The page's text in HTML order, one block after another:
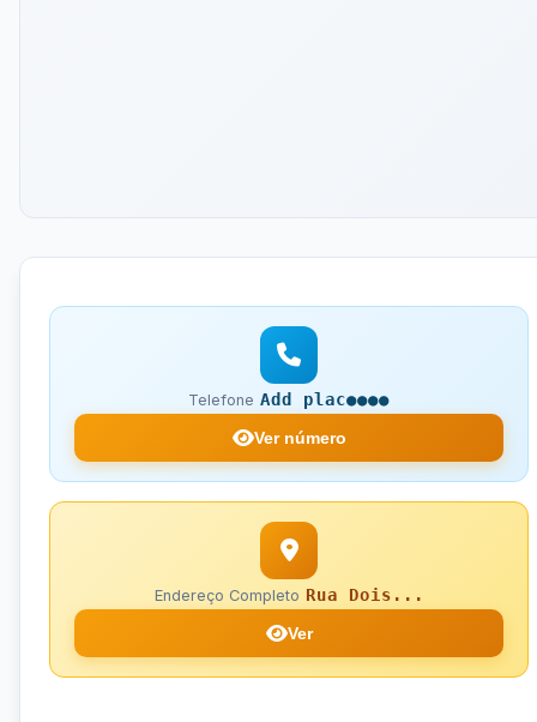
Telefone Add plac●●●●
Ver número
Endereço Completo Rua Dois...
Ver